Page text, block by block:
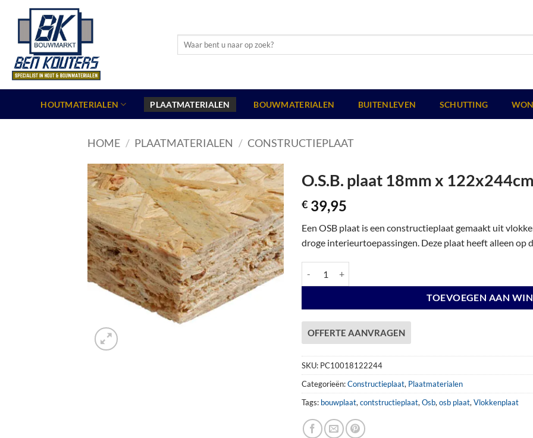
Zoeken
HOUTMATERIALEN PLAATMATERIALEN BOUWMATERIALEN BUITENLEVEN SCHUTTING
HOME / PLAATMATERIALEN / CONSTRUCTIEPLAAT
O.S.B. plaat 18mm x 122x244cm
€ 39,95
Een OSB plaat is een constructieplaat gemaakt uit
droge interieurtoepassingen. Deze plaat heeft alleen op
TOEVOEGEN AAN
OFFERTE AANVRAGEN
SKU: PC10018122244
Categorieën:Constructieplaat, Plaatmaterialen
Tags: bouwplaat, contstructieplaat, Osb, osb plaat, Vlokkenplaat